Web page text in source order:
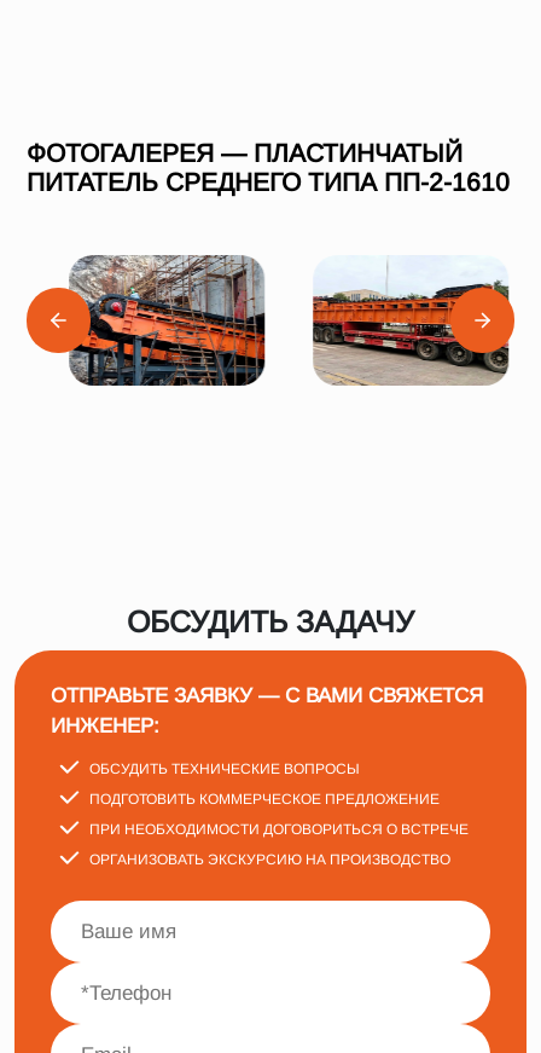
ФОТОГАЛЕРЕЯ — ПЛАСТИНЧАТЫЙ
ПИТАТЕЛЬ СРЕДНЕГО ТИПА ПП-2-1610
ОБСУДИТЬ ЗАДАЧУ
ОТПРАВЬТЕ ЗАЯВКУ — С ВАМИ СВЯЖЕТСЯ
ИНЖЕНЕР:
ОБСУДИТЬ ТЕХНИЧЕСКИЕ ВОПРОСЫ
ПОДГОТОВИТЬ КОММЕРЧЕСКОЕ ПРЕДЛОЖЕНИЕ
ПРИ НЕОБХОДИМОСТИ ДОГОВОРИТЬСЯ О ВСТРЕЧЕ
ОРГАНИЗОВАТЬ ЭКСКУРСИЮ НА ПРОИЗВОДСТВО